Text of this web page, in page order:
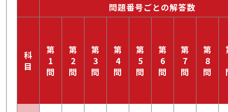
問題番号ごとの解答数
科
目
第
1
問
第
2
問
第
3
問
第
4
問
第
5
問
第
6
問
第
7
問
第
8
問